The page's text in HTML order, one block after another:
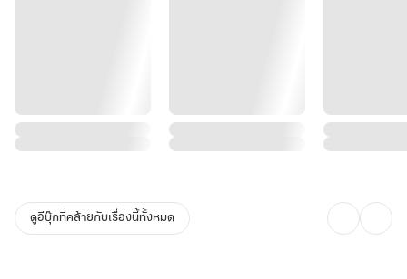
ดูอีบุ๊กที่คล้ายกับเรื่องนี้ทั้งหมด